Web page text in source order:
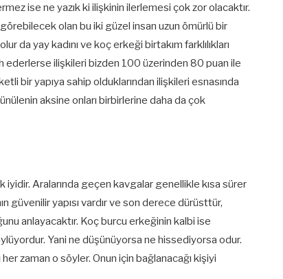
ise ne yazık ki ilişkinin ilerlemesi çok zor olacaktır.
olan bu iki güzel insan uzun ömürlü bir
da yay kadını ve koç erkeği birtakım farklılıkları
ilişkileri bizden 100 üzerinden 80 puan ile
bir yapıya sahip olduklarından ilişkileri esnasında
aksine onları birbirlerine daha da çok
iyidir. Aralarında geçen kavgalar genellikle kısa sürer
güvenilir yapısı vardır ve son derece dürüsttür,
anlayacaktır. Koç burcu erkeğinin kalbi ise
Yani ne düşünüyorsa ne hissediyorsa odur.
zaman o söyler. Onun için bağlanacağı kişiyi